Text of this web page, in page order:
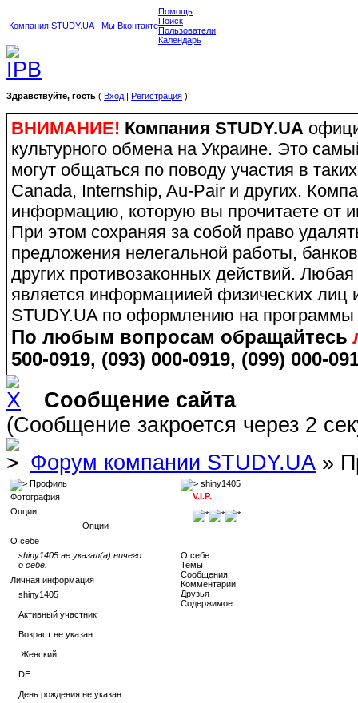
Компания STUDY.UA· Мы Вконтакте
Помощь
Поиск
Пользователи
Календарь
Здравствуйте, гость ( Вход | Регистрация )
ВНИМАНИЕ! Компания STUDY.UA
культурного обмена на Украине. Это
могут общаться по поводу участия в
Canada, Internship, Au-Pair и других.
информацию, которую вы прочитаете от
При этом сохраняя за собой право
предложения нелегальной работы,
других противозаконных действий.
является информациией физических лиц
STUDY.UA по оформлению на
По любым вопросам обращайтесь
500-0919, (093) 000-0919, (099) 000-
Сообщение сайта
(Сообщение закроется через 2
Форум компании STUDY.UA »
Профиль
Фотография
Опции
Опции
О себе
shiny1405 не указал(а) ничего
о себе.
Личная информация
shiny1405
Активный участник
Возраст не указан
Женский
DE
День рождения не указан
shiny1405
V.I.P.
О себе
Темы
Сообщения
Комментарии
Друзья
Содержимое